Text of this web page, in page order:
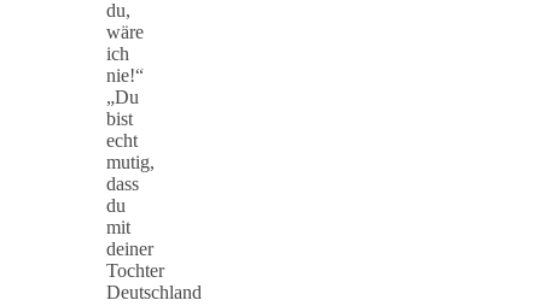
du,
wäre
ich
nie!“
„Du
bist
echt
mutig,
dass
du
mit
deiner
Tochter
Deutschland